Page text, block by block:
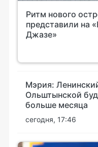
Ритм нового
представили на
Джазе»
Мэрия:
Ольштынской
больше месяца
сегодня, 17:46